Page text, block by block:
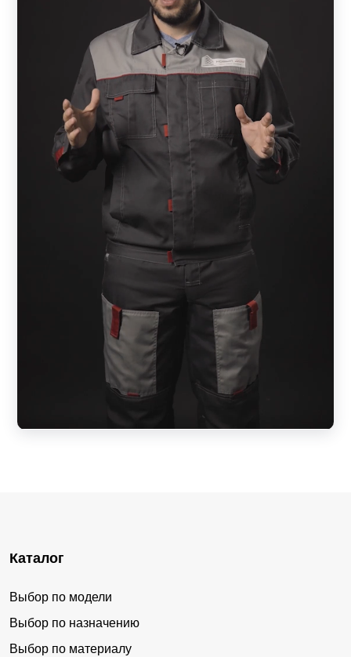
Каталог
Выбор по модели
Выбор по назначению
Выбор по материалу